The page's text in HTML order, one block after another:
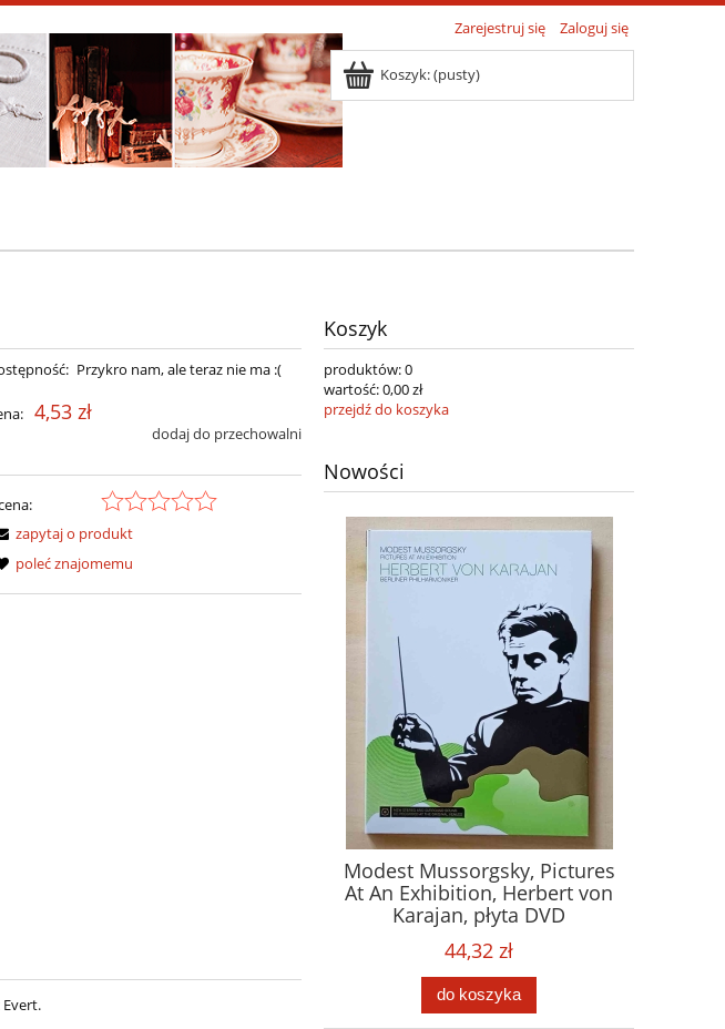
Zarejestruj się Zaloguj się
Koszyk:(pusty)
Przykro nam, ale teraz nie ma :(
4,53 zł
dodaj do przechowalni
zapytaj o produkt
poleć znajomemu
Evert.
Koszyk
produktów:0
wartość:0,00 zł
przejdź do koszyka
Nowości
Modest Mussorgsky, Pictures
At An Exhibition, Herbert von
Karajan, płyta DVD
44,32 zł
do koszyka